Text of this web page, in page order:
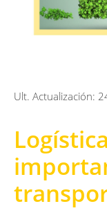
Ult. Actualización: